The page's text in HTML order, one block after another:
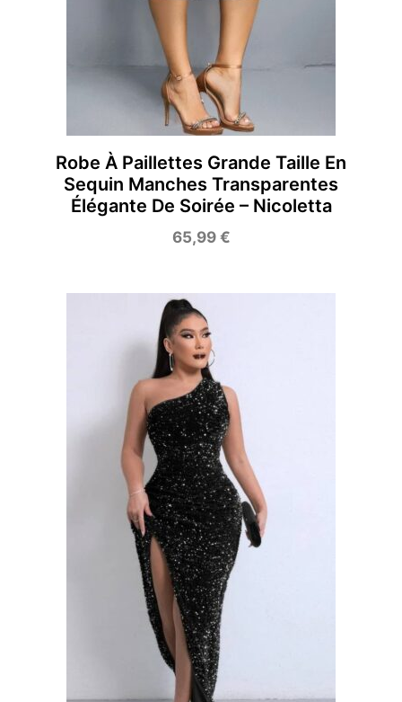
Robe À Paillettes Grande Taille En
Sequin Manches Transparentes
Élégante De Soirée – Nicoletta
65,99€